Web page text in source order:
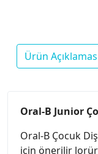
Ürün
Oral-B Junior
Oral-B Çocuk
için önerilir